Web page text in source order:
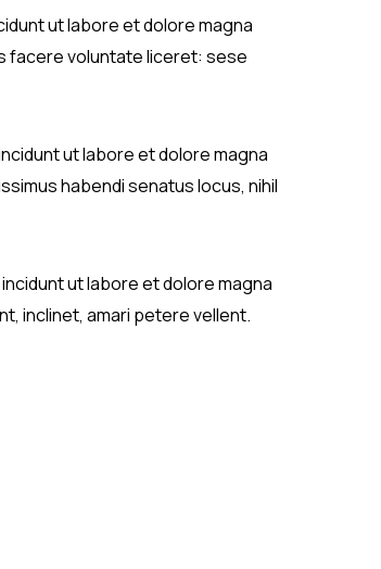
ut labore et dolore magna
facere voluntate liceret: sese
ut labore et dolore magna
habendi senatus locus, nihil
ut labore et dolore magna
inclinet, amari petere vellent.